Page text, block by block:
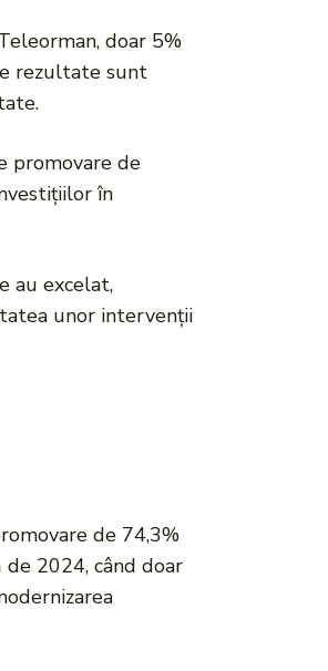
doar 5%
rezultate sunt
promovare de
în
au excelat,
unor intervenții
de 74,3%
2024, când doar